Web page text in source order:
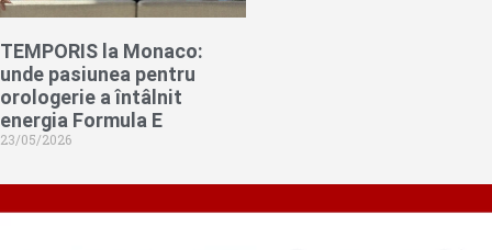
TEMPORIS la Monaco:
unde pasiunea pentru
orologerie a întâlnit
energia Formula E
23/05/2026